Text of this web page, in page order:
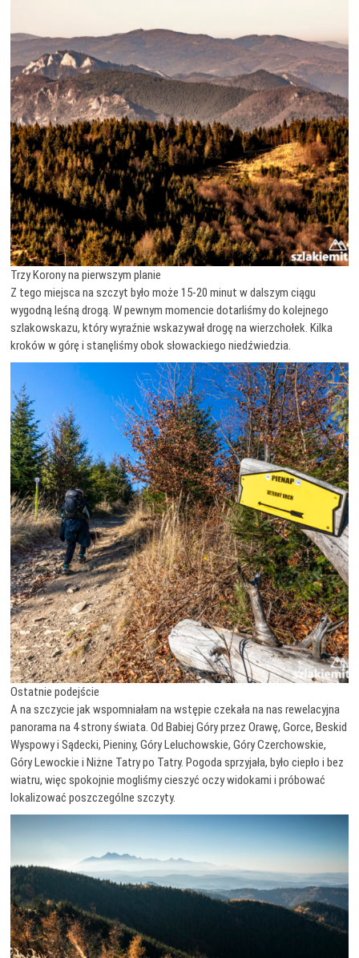
Trzy Korony na pierwszym planie
Z tego miejsca na szczyt było może 15-20 minut w dalszym ciągu
wygodną leśną drogą. W pewnym momencie dotarliśmy do kolejnego
szlakowskazu, który wyraźnie wskazywał drogę na wierzchołek. Kilka
kroków w górę i stanęliśmy obok słowackiego niedźwiedzia.
Ostatnie podejście
A na szczycie jak wspomniałam na wstępie czekała na nas rewelacyjna
panorama na 4 strony świata. Od Babiej Góry przez Orawę, Gorce, Beskid
Wyspowy i Sądecki, Pieniny, Góry Leluchowskie, Góry Czerchowskie,
Góry Lewockie i Niżne Tatry po Tatry. Pogoda sprzyjała, było ciepło i bez
wiatru, więc spokojnie mogliśmy cieszyć oczy widokami i próbować
lokalizować poszczególne szczyty.